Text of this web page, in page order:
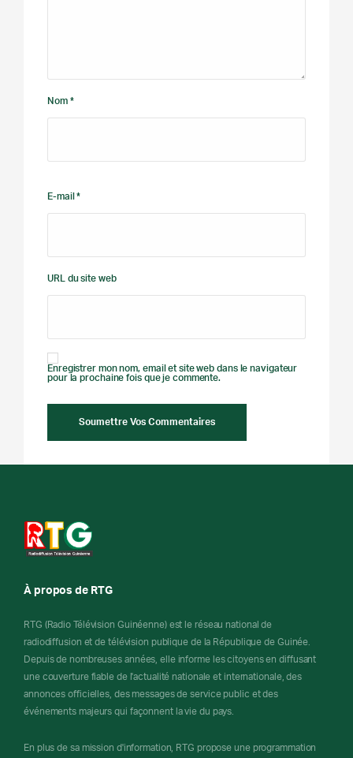
Nom *
E-mail *
URL du site web
Enregistrer mon nom, email et site web dans le navigateur
pour la prochaine fois que je commente.
À propos de RTG
RTG (Radio Télévision Guinéenne) est le réseau national de
radiodiffusion et de télévision publique de la République de Guinée.
Depuis de nombreuses années, elle informe les citoyens en diffusant
une couverture fiable de l'actualité nationale et internationale, des
annonces officielles, des messages de service public et des
événements majeurs qui façonnent la vie du pays.
En plus de sa mission d'information, RTG propose une programmation